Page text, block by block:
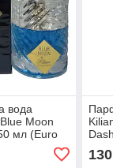
вода
Moon
мл (Euro
130